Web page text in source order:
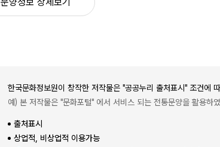
한국문화정보원이 창작한 저작물은 "공공누리 출처표시" 조건에
예) 본 저작물은 "문화포털" 에서 서비스 되는 전통문양을 활용하
출처표시
상업적, 비상업적 이용가능